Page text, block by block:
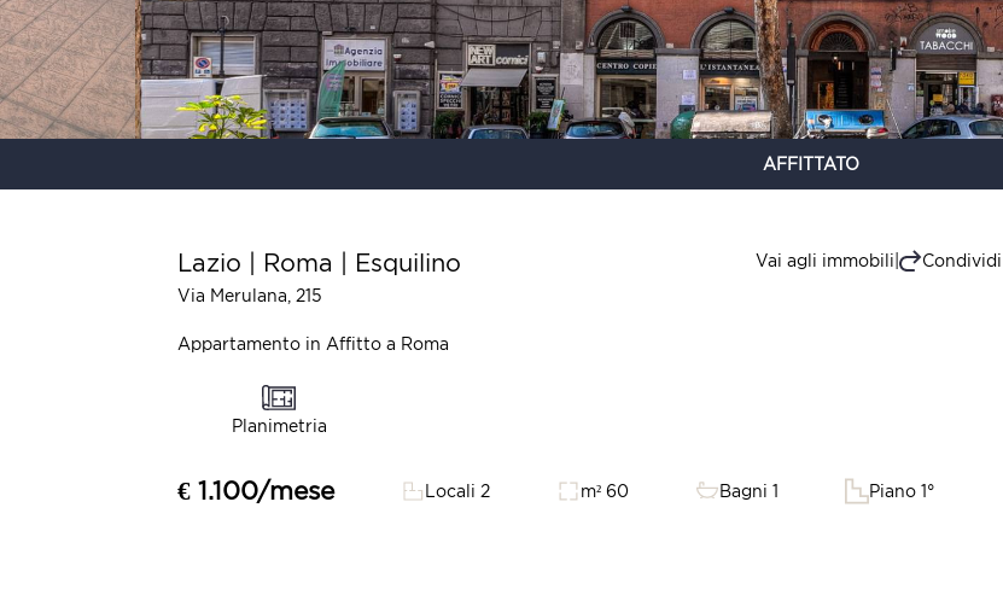
AFFITTATO
Lazio | Roma | Esquilino
Via Merulana, 215
Appartamento in Affitto a Roma
Vai agli immobili Condividi
Planimetria
€ 1.100/mese Locali 2 m² 60 Bagni 1 Piano 1°